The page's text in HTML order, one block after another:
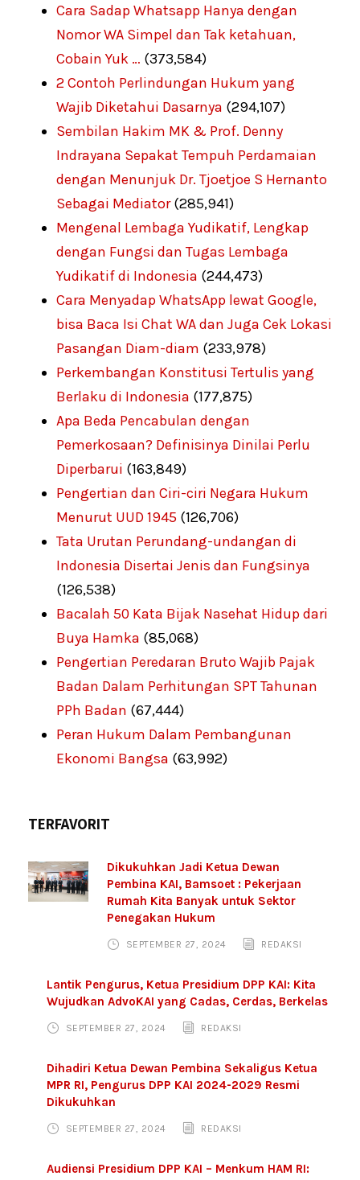
Cara Sadap Whatsapp Hanya dengan
Nomor WA Simpel dan Tak ketahuan,
Cobain Yuk … (373,584)
2 Contoh Perlindungan Hukum yang
Wajib Diketahui Dasarnya (294,107)
Sembilan Hakim MK & Prof. Denny
Indrayana Sepakat Tempuh Perdamaian
dengan Menunjuk Dr. Tjoetjoe S Hernanto
Sebagai Mediator (285,941)
Mengenal Lembaga Yudikatif, Lengkap
dengan Fungsi dan Tugas Lembaga
Yudikatif di Indonesia (244,473)
Cara Menyadap WhatsApp lewat Google,
bisa Baca Isi Chat WA dan Juga Cek Lokasi
Pasangan Diam-diam (233,978)
Perkembangan Konstitusi Tertulis yang
Berlaku di Indonesia (177,875)
Apa Beda Pencabulan dengan
Pemerkosaan? Definisinya Dinilai Perlu
Diperbarui (163,849)
Pengertian dan Ciri-ciri Negara Hukum
Menurut UUD 1945 (126,706)
Tata Urutan Perundang-undangan di
Indonesia Disertai Jenis dan Fungsinya
(126,538)
Bacalah 50 Kata Bijak Nasehat Hidup dari
Buya Hamka (85,068)
Pengertian Peredaran Bruto Wajib Pajak
Badan Dalam Perhitungan SPT Tahunan
PPh Badan (67,444)
Peran Hukum Dalam Pembangunan
Ekonomi Bangsa (63,992)
TERFAVORIT
Dikukuhkan Jadi Ketua Dewan
Pembina KAI, Bamsoet : Pekerjaan
Rumah Kita Banyak untuk Sektor
Penegakan Hukum
SEPTEMBER 27, 2024 REDAKSI
Lantik Pengurus, Ketua Presidium DPP KAI: Kita
Wujudkan AdvoKAI yang Cadas, Cerdas, Berkelas
SEPTEMBER 27, 2024 REDAKSI
Dihadiri Ketua Dewan Pembina Sekaligus Ketua
MPR RI, Pengurus DPP KAI 2024-2029 Resmi
Dikukuhkan
SEPTEMBER 27, 2024 REDAKSI
Audiensi Presidium DPP KAI – Menkum HAM RI: